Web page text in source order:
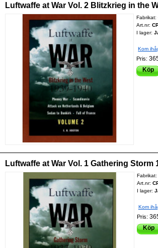
Luftwaffe at War Vol. 2 Blitzkrieg in the
Fabrikat:
Art.nr:
I lager:
Kom
Pris:
Köp
Luftwaffe at War Vol. 1 Gathering Storm
Fabrikat:
Art.nr:
I lager:
Kom
Pris:
Köp